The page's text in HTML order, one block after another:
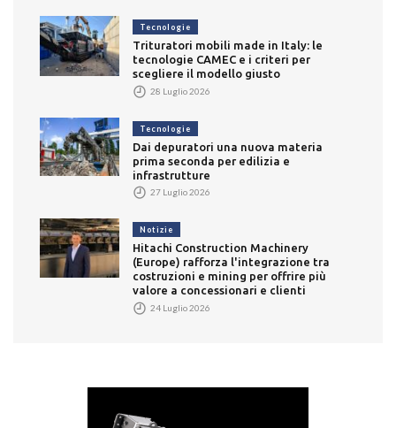
Tecnologie
Trituratori mobili made in Italy: le
tecnologie CAMEC e i criteri per
scegliere il modello giusto
28 Luglio 2026
Tecnologie
Dai depuratori una nuova materia
prima seconda per edilizia e
infrastrutture
27 Luglio 2026
Notizie
Hitachi Construction Machinery
(Europe) rafforza l'integrazione tra
costruzioni e mining per offrire più
valore a concessionari e clienti
24 Luglio 2026